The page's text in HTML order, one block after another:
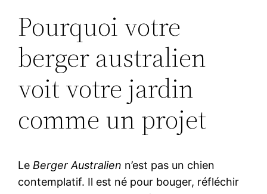
Pourquoi votre
berger australien
voit votre jardin
comme un projet
Le Berger Australien n’est pas un chien
contemplatif. Il est né pour bouger, réfléchir